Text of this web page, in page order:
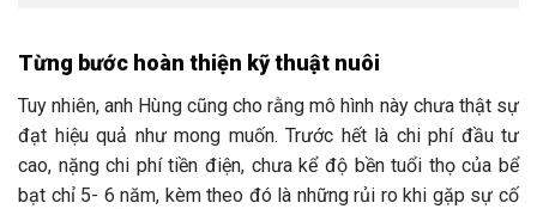
Từng bước hoàn thiện kỹ thuật nuôi
Tuy nhiên, anh Hùng cũng cho rằng mô hình này chưa thật sự
đạt hiệu quả như mong muốn. Trước hết là chi phí đầu tư
cao, nặng chi phí tiền điện, chưa kể độ bền tuổi thọ của bể
bạt chỉ 5- 6 năm, kèm theo đó là những rủi ro khi gặp sự cố